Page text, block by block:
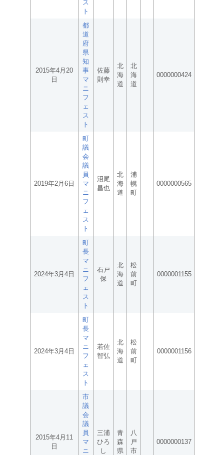
ス
ト
2015年4月20
日
都
道
府
県
知
事
マ
ニ
フ
ェ
ス
ト
佐藤
則幸
北
海
道
北
海
道
0000000424
2019年2月6日
町
議
会
議
員
マ
ニ
フ
ェ
ス
ト
沼尾
昌也
北
海
道
浦
幌
町
0000000565
2024年3月4日
町
長
マ
ニ
フ
ェ
ス
ト
石戸
保
北
海
道
松
前
町
0000001155
2024年3月4日
町
長
マ
ニ
フ
ェ
ス
ト
若佐
智弘
北
海
道
松
前
町
0000001156
2015年4月11
日
市
議
会
議
員
マ
ニ
三浦
ひろ
し
青
森
県
八
戸
市
0000000137